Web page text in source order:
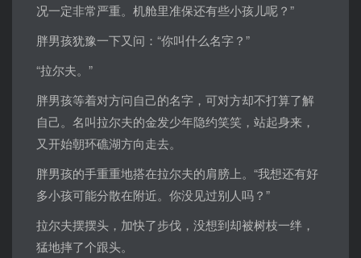
况一定非常严重。机舱里准保还有些小孩儿呢？”
胖男孩犹豫一下又问：“你叫什么名字？”
“拉尔夫。”
胖男孩等着对方问自己的名字，可对方却不打算了解
自己。名叫拉尔夫的金发少年隐约笑笑，站起身来，
又开始朝环礁湖方向走去。
胖男孩的手重重地搭在拉尔夫的肩膀上。“我想还有好
多小孩可能分散在附近。你没见过别人吗？”
拉尔夫摆摆头，加快了步伐，没想到却被树枝一绊，
猛地摔了个跟头。